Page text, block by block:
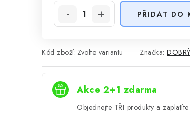
PŘIDAT DO
Kód zboží: Zvolte variantu Značka:
Akce 2+1 zdarma
Objednejte TŘI produkty a